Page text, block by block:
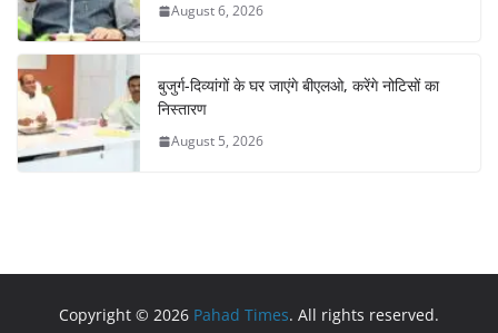
August 6, 2026
बुजुर्ग-दिव्यांगों के घर जाएंगे बीएलओ, करेंगे नोटिसों का
निस्तारण
August 5, 2026
Copyright © 2026 Pahad Times. All rights reserved.